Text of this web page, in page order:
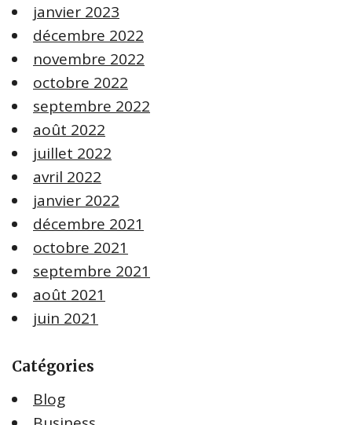
janvier 2023
décembre 2022
novembre 2022
octobre 2022
septembre 2022
août 2022
juillet 2022
avril 2022
janvier 2022
décembre 2021
octobre 2021
septembre 2021
août 2021
juin 2021
Catégories
Blog